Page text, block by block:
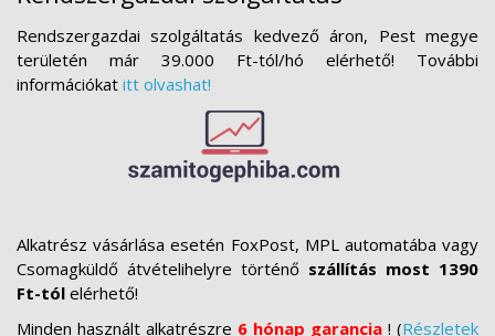
Rendszergazdai szolgáltatás kedvező áron, Pest megye
területén már 39.000 Ft-tól/hó elérhető! További
információkat itt olvashat!
Alkatrész vásárlása esetén FoxPost, MPL automatába vagy
Csomagküldő átvételihelyre történő szállítás most 1390
Ft-tól elérhető!
Minden használt alkatrészre 6 hónap garancia ! (Részletek